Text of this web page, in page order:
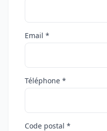
Email *
Téléphone *
Code postal *